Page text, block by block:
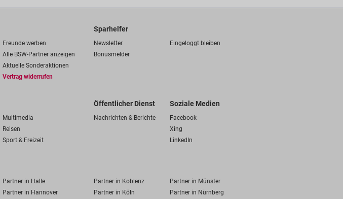
Freunde werben
Alle BSW-Partner anzeigen
Aktuelle Sonderaktionen
Vertrag widerrufen
Sparhelfer
Newsletter
Eingeloggt bleiben
Bonusmelder
Multimedia
Reisen
Sport & Freizeit
Öffentlicher Dienst
Nachrichten & Berichte
Soziale Medien
Facebook
Xing
LinkedIn
Partner in Halle Partner in Koblenz
Partner in Münster
Partner in Hannover Partner in Köln
Partner in Nürnberg